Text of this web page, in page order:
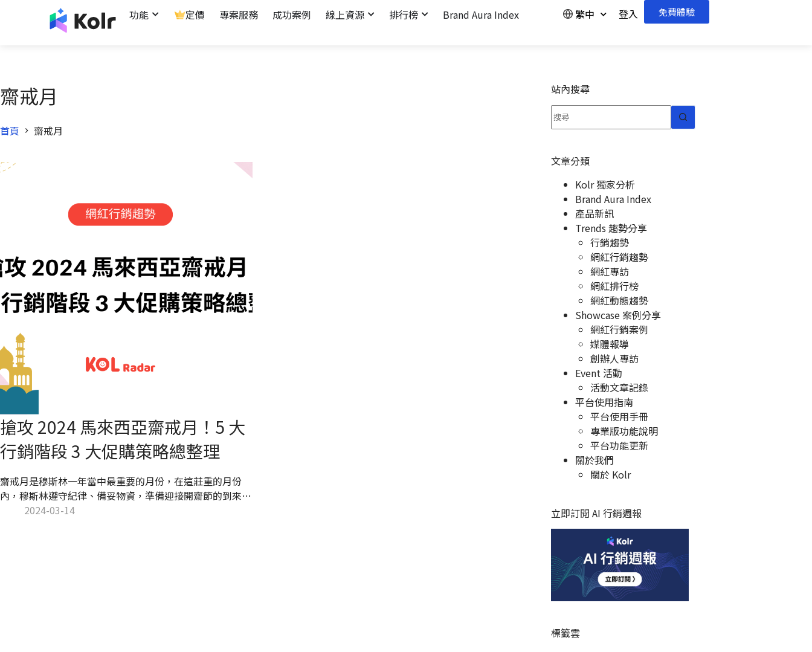
功能 定價 專案服務 成功案例 線上資源 排行榜 Brand Aura Index 繁中 登入 免費體驗
齋戒月
首頁 齋戒月
搶攻 2024 馬來西亞齋戒月！5 大
行銷階段 3 大促購策略總整理
齋戒月是穆斯林一年當中最重要的月份，在這莊重的月份
內，穆斯林遵守紀律、備妥物資，準備迎接開齋節的到來。
在馬來西亞，穆斯林人口就佔總人口的六成，馬來西亞齋戒
2024-03-14
站內搜尋
文章分類
Kolr 獨家分析
Brand Aura Index
產品新訊
Trends 趨勢分享
行銷趨勢
網紅行銷趨勢
網紅專訪
網紅排行榜
網紅動態趨勢
Showcase 案例分享
網紅行銷案例
媒體報導
創辦人專訪
Event 活動
活動文章記錄
平台使用指南
平台使用手冊
專業版功能說明
平台功能更新
關於我們
關於 Kolr
立即訂閱 AI 行銷週報
標籤雲